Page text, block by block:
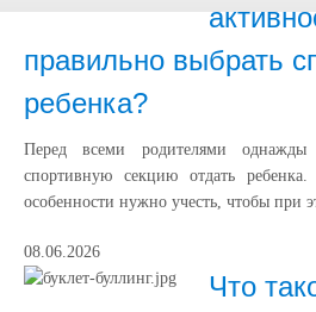
правильно выбрать
ребенка?
Перед всеми родителями
спортивную секцию отдать
особенности нужно учесть, чтобы при
08.06.2026
Что